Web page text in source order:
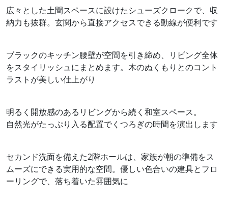
広々とした土間スペースに設けたシューズクロークで、収
納力も抜群。玄関から直接アクセスできる動線が便利です
ブラックのキッチン腰壁が空間を引き締め、リビング全体
をスタイリッシュにまとめます。木のぬくもりとのコント
ラストが美しい仕上がり
明るく開放感のあるリビングから続く和室スペース。
自然光がたっぷり入る配置でくつろぎの時間を演出します
セカンド洗面を備えた2階ホールは、家族が朝の準備をス
ムーズにできる実用的な空間。優しい色合いの建具とフロ
ーリングで、落ち着いた雰囲気に